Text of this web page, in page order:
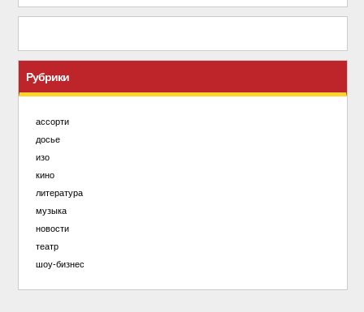
Рубрики
ассорти
досье
изо
кино
литература
музыка
новости
театр
шоу-бизнес